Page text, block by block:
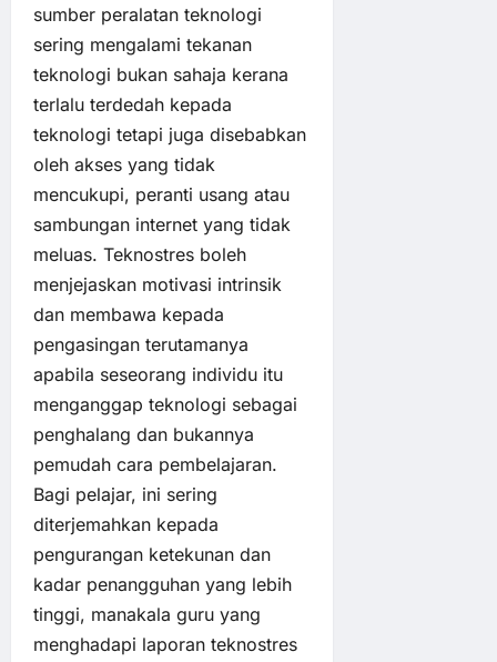
sumber peralatan teknologi
sering mengalami tekanan
teknologi bukan sahaja kerana
terlalu terdedah kepada
teknologi tetapi juga disebabkan
oleh akses yang tidak
mencukupi, peranti usang atau
sambungan internet yang tidak
meluas. Teknostres boleh
menjejaskan motivasi intrinsik
dan membawa kepada
pengasingan terutamanya
apabila seseorang individu itu
menganggap teknologi sebagai
penghalang dan bukannya
pemudah cara pembelajaran.
Bagi pelajar, ini sering
diterjemahkan kepada
pengurangan ketekunan dan
kadar penangguhan yang lebih
tinggi, manakala guru yang
menghadapi laporan teknostres